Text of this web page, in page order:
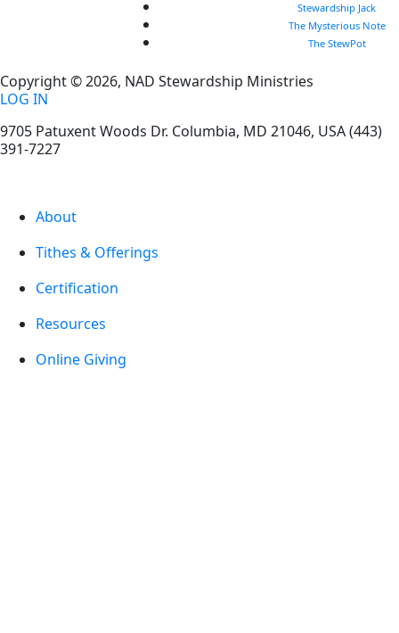
Stewardship Jack
The Mysterious Note
The StewPot
Copyright © 2026, NAD Stewardship Ministries
LOG IN
9705 Patuxent Woods Dr. Columbia, MD 21046, USA(443)
391-7227
About
Tithes & Offerings
Certification
Resources
Online Giving